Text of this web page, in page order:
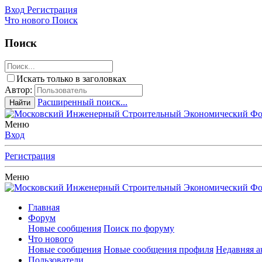
Вход Регистрация
Что нового Поиск
Поиск
Искать только в заголовках
Автор:
Найти Расширенный поиск...
Меню
Вход
Регистрация
Меню
Главная
Форум
Новые сообщения Поиск по форуму
Что нового
Новые сообщения Новые сообщения профиля Недавняя